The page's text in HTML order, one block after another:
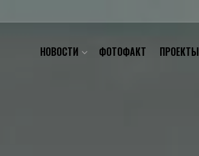
НОВОСТИ ФОТОФАКТ ПРОЕКТЫ